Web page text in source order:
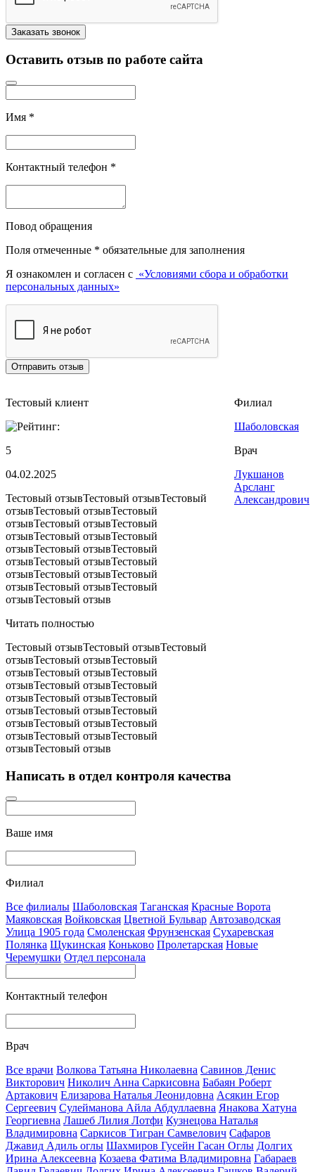
Оставить отзыв по работе сайта
Имя *
Контактный телефон *
Повод обращения
Поля отмеченные * обязательные для заполнения
Я ознакомлен и согласен с «Условиями сбора и обработки
персональных данных»
Тестовый клиент
5
04.02.2025
Тестовый отзывТестовый отзывТестовый
отзывТестовый отзывТестовый
отзывТестовый отзывТестовый
отзывТестовый отзывТестовый
отзывТестовый отзывТестовый
отзывТестовый отзывТестовый
отзывТестовый отзывТестовый
отзывТестовый отзывТестовый
отзывТестовый отзыв
Читать полностью
Тестовый отзывТестовый отзывТестовый
отзывТестовый отзывТестовый
отзывТестовый отзывТестовый
отзывТестовый отзывТестовый
отзывТестовый отзывТестовый
отзывТестовый отзывТестовый
отзывТестовый отзывТестовый
отзывТестовый отзывТестовый
отзывТестовый отзыв
Филиал
Шаболовская
Врач
Лукшанов
Арсланг
Александрович
Написать в отдел контроля качества
Ваше имя
Филиал
Все филиалы Шаболовская Таганская Красные Ворота
Маяковская Войковская Цветной Бульвар Автозаводская
Улица 1905 года Смоленская Фрунзенская Сухаревская
Полянка Щукинская Коньково Пролетарская Новые
Черемушки Отдел персонала
Контактный телефон
Врач
Все врачи Волкова Татьяна Николаевна Савинов Денис
Викторович Николич Анна Саркисовна Бабаян Роберт
Артакович Елизарова Наталья Леонидовна Асякин Егор
Сергеевич Сулейманова Айла Абдуллаевна Янакова Хатуна
Георгиевна Лашеб Лилия Лотфи Кузнецова Наталья
Владимировна Саркисов Тигран Самвелович Сафаров
Джавид Адиль оглы Шахмиров Гусейн Гасан Оглы Долгих
Ирина Алексеевна Козаева Фатима Владимировна Габараев